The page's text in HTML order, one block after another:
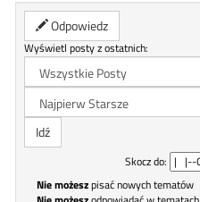
Odpowiedz
Wyświetl posty z ostatnich:
Skocz do:
Nie możeszpisać nowych tematów